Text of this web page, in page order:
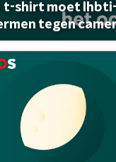
t-shirt moet
tegen